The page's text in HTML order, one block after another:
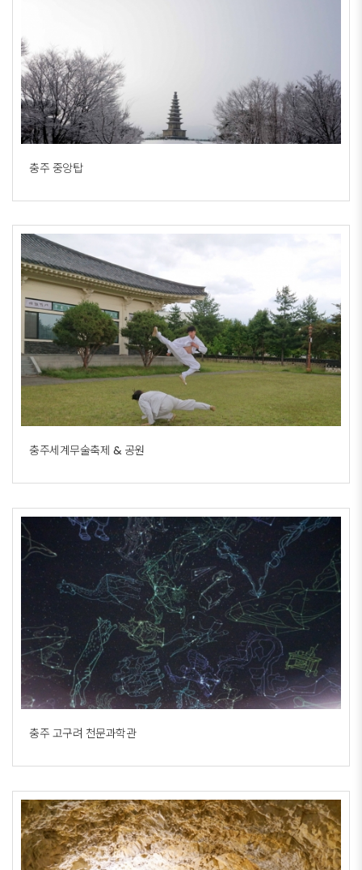
충주 중앙탑
충주세계무술축제 & 공원
충주 고구려 천문과학관